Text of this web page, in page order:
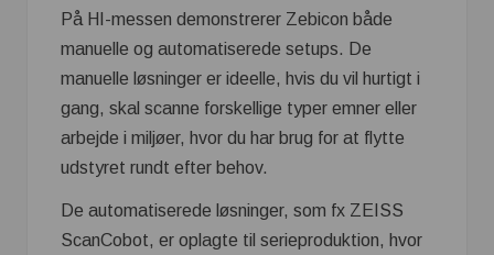
På HI-messen demonstrerer Zebicon både
manuelle og automatiserede setups. De
manuelle løsninger er ideelle, hvis du vil hurtigt i
gang, skal scanne forskellige typer emner eller
arbejde i miljøer, hvor du har brug for at flytte
udstyret rundt efter behov.
De automatiserede løsninger, som fx ZEISS
ScanCobot, er oplagte til serieproduktion, hvor